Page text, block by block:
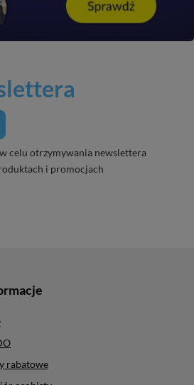
celu otrzymywania newslettera
i promocjach
rabatowe